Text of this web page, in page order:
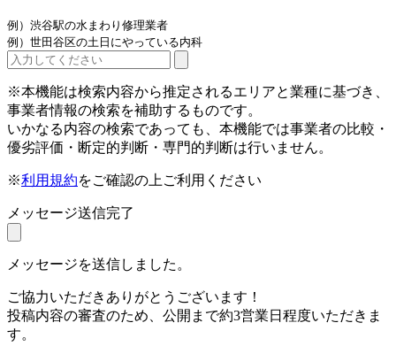
例）渋谷駅の水まわり修理業者
例）世田谷区の土日にやっている内科
※本機能は検索内容から推定されるエリアと業種に基づき、
事業者情報の検索を補助するものです。
いかなる内容の検索であっても、本機能では事業者の比較・
優劣評価・断定的判断・専門的判断は行いません。
※利用規約をご確認の上ご利用ください
メッセージ送信完了
メッセージを送信しました。
ご協力いただきありがとうございます！
投稿内容の審査のため、公開まで約3営業日程度いただきま
す。